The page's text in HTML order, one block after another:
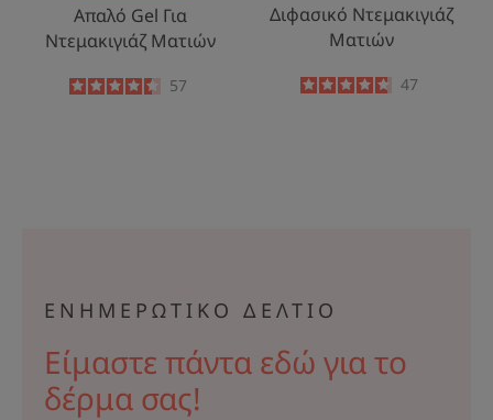
Απαλό Gel Για
Ντεμακιγιάζ Ματιών
4.4
/
5
57
Διφασικό Ντεμακιγιάζ
Ματιών
4.7
/
5
47
ΕΝΗΜΕΡΩΤΙΚΟ ΔΕΛΤΙΟ
Είμαστε πάντα εδώ για το
δέρμα σας!